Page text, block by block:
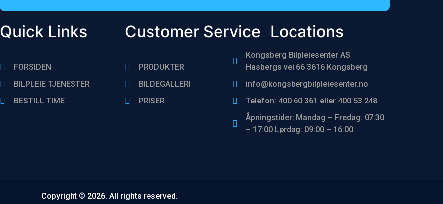
Quick Links
FORSIDEN
BILPLEIE TJENESTER
BESTlLL TIME
Customer Service
PRODUKTER
BILDEGALLERI
PRISER
Locations
Kongsberg Bilpleiesenter AS
Hasbergs vei 66 3616 Kongsberg
info@kongsbergbilpleiesenter.no
Telefon: 400 60 361 eller 400 53 248
Åpningstider: Mandag – Fredag: 07:30
– 17:00 Lørdag: 09:00 – 16:00
Copyright © 2026. All rights reserved.